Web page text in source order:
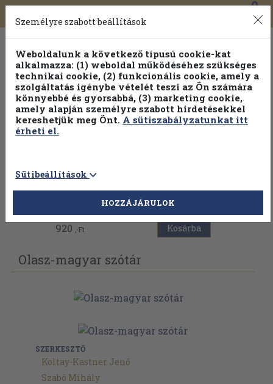
Toggle
navigation
0
Vissza az előző oldalra
920 ,-Ft Kosárba
Olasz-magyar szótár
SZERKESZTŐ
Koltay-Kastner Jenő
Szabó Mihály
Személyre szabott beállítások
Weboldalunk a következő típusú cookie-kat
alkalmazza: (1) weboldal működéséhez szükséges
technikai cookie, (2) funkcionális cookie, amely a
szolgáltatás igénybe vételét teszi az Ön számára
könnyebbé és gyorsabbá, (3) marketing cookie,
amely alapján személyre szabott hirdetésekkel
kereshetjük meg Önt. A sütiszabályzatunkat itt
érheti el.
Sütibeállítások
HOZZÁJÁRULOK